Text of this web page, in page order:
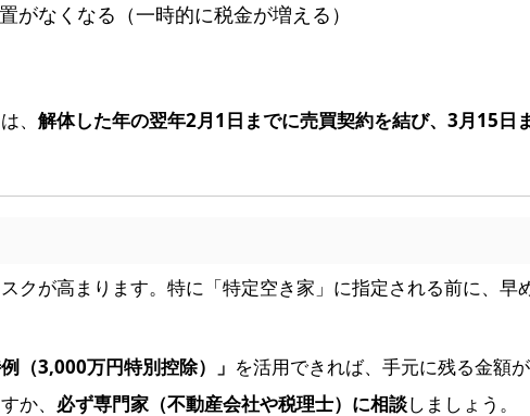
がなくなる（一時的に税金が増える）
、 解体した年の翌年2月1日までに売買契約を結び、3月15日
クが高まります。特に「特定空き家」に指定される前に、早
例（3,000万円特別控除）」 を活用できれば、手元に残る金額
か、 必ず専門家（不動産会社や税理士）に相談しましょう。